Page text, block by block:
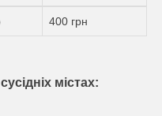
400 грн
містах: